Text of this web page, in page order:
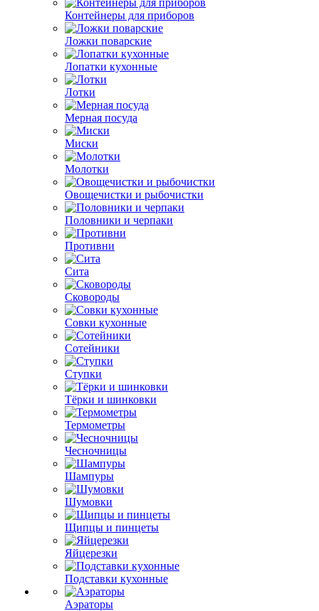
Контейнеры для приборов
Ложки поварские
Лопатки кухонные
Лотки
Мерная посуда
Миски
Молотки
Овощечистки и рыбочистки
Половники и черпаки
Противни
Сита
Сковороды
Совки кухонные
Сотейники
Ступки
Тёрки и шинковки
Термометры
Чесночницы
Шампуры
Шумовки
Щипцы и пинцеты
Яйцерезки
Подставки кухонные
Аэраторы